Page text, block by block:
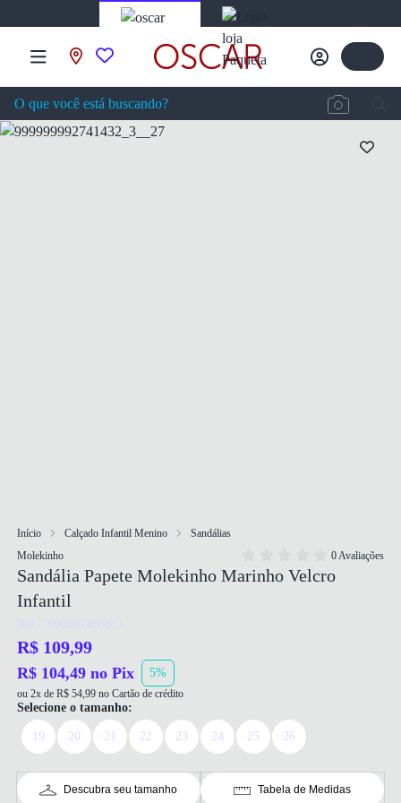
Início Calçado Infantil Menino
Sandálias
Molekinho
0 Avaliações
Sandália Papete Molekinho Marinho Velcro
Infantil
Ref: 7900407466863
R$ 109,99
R$ 104,49 no Pix 5%
ou 2x de R$ 54,99 no Cartão de crédito
Selecione o tamanho:
19 20 21 22 23 24 25 26
Descubra seu tamanho Tabela de Medidas